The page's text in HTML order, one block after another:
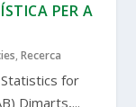
PER A
,Recerca
for
Dimarts,...